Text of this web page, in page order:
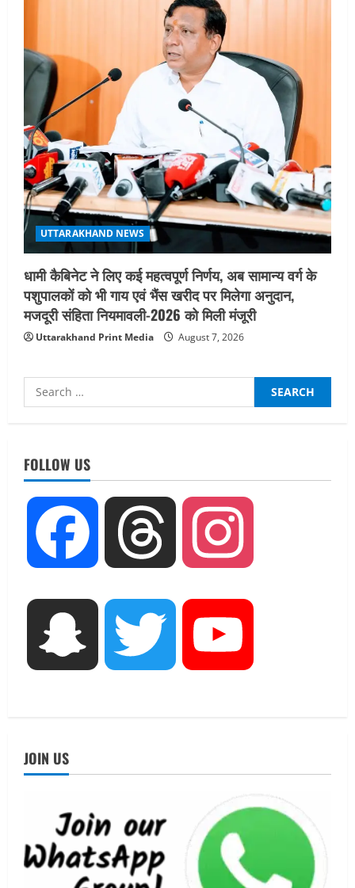
UTTARAKHAND NEWS
धामी कैबिनेट ने लिए कई महत्वपूर्ण निर्णय, अब सामान्य वर्ग के
पशुपालकों को भी गाय एवं भैंस खरीद पर मिलेगा अनुदान,
मजदूरी संहिता नियमावली-2026 को मिली मंजूरी
Uttarakhand Print Media August 7, 2026
Search
for:
FOLLOW US
Facebook Threads
Snapchat Twitter
JOIN US
August 8, 2026
UTTARAKHAND NEWS
धामी कैबिनेट ने लिए कई महत्वपूर्ण निर्णय, अब
सामान्य वर्ग के पशुपालकों को भी गाय एवं भैंस
August 7, 2026
UTTARAKHAND NEWS
नाबार्ड ने राष्ट्रीय हथकरघा दिवस के अवसर पर
मुंबई में तीन दिवसीय प्रदर्शनी का आयोजन किया
निरीक्षण कर एसआईआर आपत्ति निस्तारण
शिविर की व्यवस्थाओं का लिया जायजा
August 6, 2026
UTTARAKHAND NEWS
मुख्यमंत्री ने हर घर तिरंगा यात्रा कार्यक्रम में
किया प्रतिभाग